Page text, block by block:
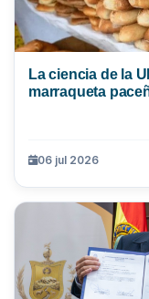
La ciencia de la
marraqueta
06 jul 2026